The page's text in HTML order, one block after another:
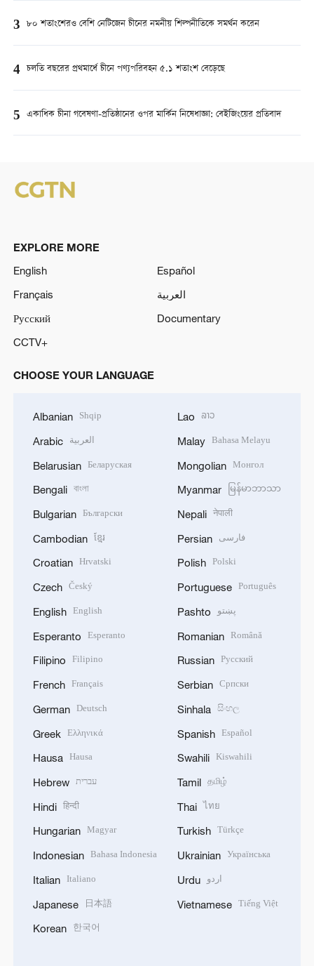
3 ৮০ শতাংশেরও বেশি নেটিজেন চীনের নমনীয় শিল্পনীতিকে সমর্থন করেন
4 চলতি বছরের প্রথমার্ধে চীনে পণ্যপরিবহন ৫.১ শতাংশ বেড়েছে
5 একাধিক চীনা গবেষণা-প্রতিষ্ঠানের ওপর মার্কিন নিষেধাজ্ঞা: বেইজিংয়ের প্রতিবাদ
EXPLORE MORE
English
Español
Français
العربية
Русский
Documentary
CCTV+
CHOOSE YOUR LANGUAGE
Albanian Shqip
Arabic العربية
Belarusian Беларуская
Bengali বাংলা
Bulgarian Български
Cambodian ខ្មែរ
Croatian Hrvatski
Czech Český
English English
Esperanto Esperanto
Filipino Filipino
French Français
German Deutsch
Greek Ελληνικά
Hausa Hausa
Hebrew עברית
Hindi हिन्दी
Hungarian Magyar
Indonesian Bahasa Indonesia
Italian Italiano
Japanese 日本語
Korean 한국어
Lao ລາວ
Malay Bahasa Melayu
Mongolian Монгол
Myanmar မြန်မာဘာသာ
Nepali नेपाली
Persian فارسی
Polish Polski
Portuguese Português
Pashto پښتو
Romanian Română
Russian Русский
Serbian Српски
Sinhala සිංහල
Spanish Español
Swahili Kiswahili
Tamil தமிழ்
Thai ไทย
Turkish Türkçe
Ukrainian Українська
Urdu اردو
Vietnamese Tiếng Việt